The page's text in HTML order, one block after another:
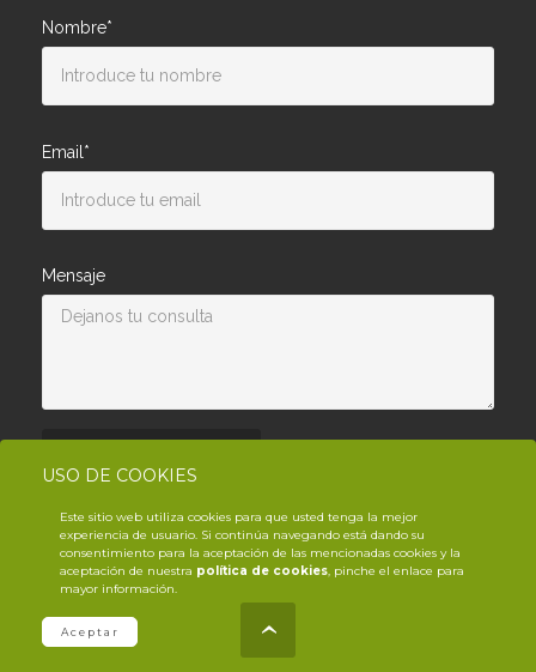
USO DE COOKIES
Este sitio web utiliza cookies para que usted tenga la mejor
experiencia de usuario. Si continúa navegando está dando su
consentimiento para la aceptación de las mencionadas cookies y la
aceptación de nuestra política de cookies, pinche el enlace para
mayor información.
Aceptar
Nombre*
Email*
Mensaje
© Copyright YouTrack